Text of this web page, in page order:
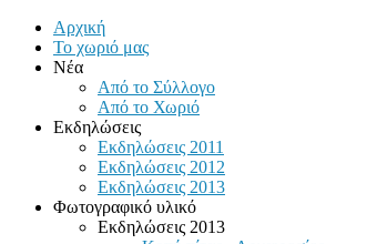
Αρχική
Το χωριό μας
Νέα
Από το Σύλλογο
Από το Χωριό
Εκδηλώσεις
Εκδηλώσεις 2011
Εκδηλώσεις 2012
Εκδηλώσεις 2013
Φωτογραφικό υλικό
Εκδηλώσεις 2013